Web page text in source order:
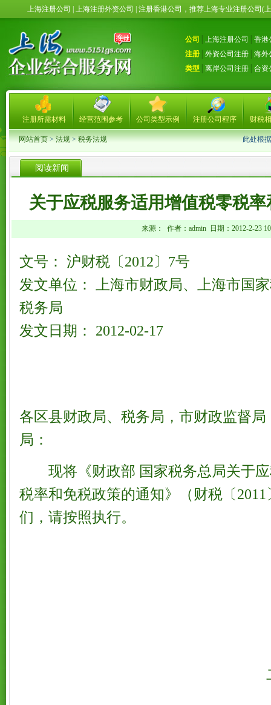
上海注册公司 | 上海注册外资公司 | 注册香港公司，推荐上海专业注册
公司 上海注册公司
香港
注册
外资公司注册
海外
类型
离岸公司注册 合资
注册所需材料 经营范围参考 公司类型示例 注册公司程序 财税
网站首页>法规>税务法规 此处根
阅读新闻
关于应税服务适用增值税零税
来源： 作者：admin 日期：2012-2-23
文号： 沪财税〔2012〕7号
发文单位： 上海市财政局、上海市国
税务局
发文日期： 2012-02-17
各区县财政局、税务局，市财政监督
局：
现将《财政部 国家税务总局关于应
税率和免税政策的通知》（财税〔
们，请按照执行。
二